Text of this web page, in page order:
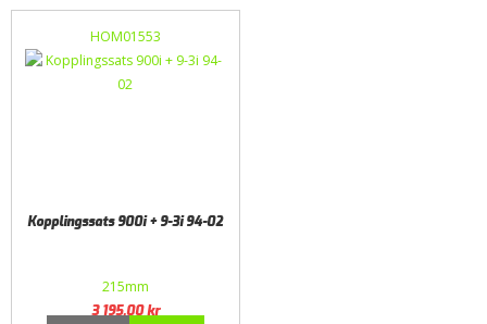
HOM01553
Kopplingssats 900i + 9-3i 94-02
215mm
3 195,00kr